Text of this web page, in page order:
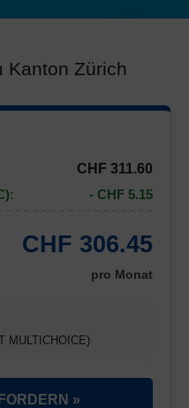
Kanton Zürich
CHF 311.60
- CHF 5.15
CHF 306.45
pro Monat
MULTICHOICE)
»